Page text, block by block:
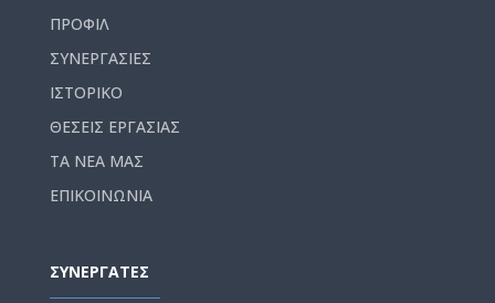
ΠΡΟΦΙΛ
ΣΥΝΕΡΓΑΣΙΕΣ
ΙΣΤΟΡΙΚΟ
ΘΕΣΕΙΣ ΕΡΓΑΣΙΑΣ
ΤΑ ΝΕΑ ΜΑΣ
ΕΠΙΚΟΙΝΩΝΙΑ
ΣΥΝΕΡΓΑΤΕΣ